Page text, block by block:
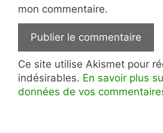
mon commentaire.
Ce site utilise Akismet pour
indésirables. En savoir plus
données de vos